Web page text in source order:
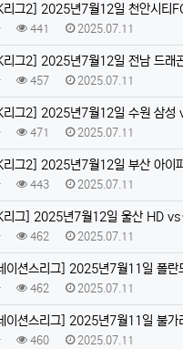
리그2] 2025년7월12일 천안시티
441 2025.07.11
리그2] 2025년7월12일 전남 드래
457 2025.07.11
리그2] 2025년7월12일 수원 삼성
471 2025.07.11
리그2] 2025년7월12일 부산 아이
443 2025.07.11
리그] 2025년7월12일 울산 HD
462 2025.07.11
이션스리그] 2025년7월11일 폴
462 2025.07.11
이션스리그] 2025년7월11일 불
460 2025.07.11